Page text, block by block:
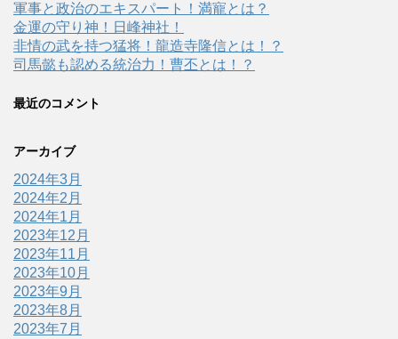
軍事と政治のエキスパート！満寵とは？
金運の守り神！日峰神社！
非情の武を持つ猛将！龍造寺隆信とは！？
司馬懿も認める統治力！曹丕とは！？
最近のコメント
アーカイブ
2024年3月
2024年2月
2024年1月
2023年12月
2023年11月
2023年10月
2023年9月
2023年8月
2023年7月